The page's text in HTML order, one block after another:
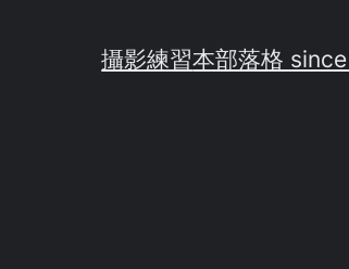
攝影練習本部落格